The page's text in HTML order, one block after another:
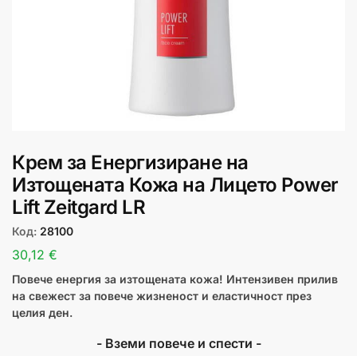
Крем за Енергизиране на
Изтощената Кожа на Лицето Power
Lift Zeitgard LR
Код: 28100
30,12 €
Повече енергия за изтощената кожа! Интензивен прилив
на свежест за повече жизненост и еластичност през
целия ден.
- Вземи повече и спести -